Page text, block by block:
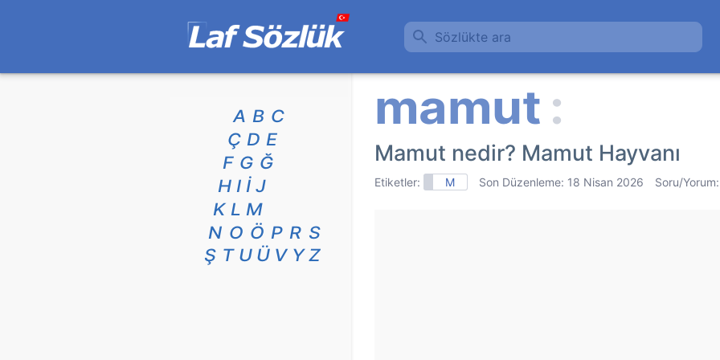
Sözlükte ara
Mamut nedir? Mamut Hayvanı
Etiketler: M Son Düzenleme: 18 Nisan 2026 Soru/
A B C
Ç D E
F G Ğ
H I İ J
K L M
N O Ö P R S
Ş T U Ü V Y Z